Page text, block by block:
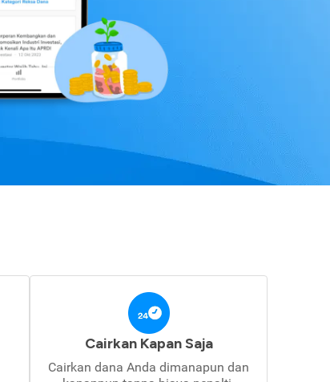
Cairkan Kapan Saja
Cairkan dana Anda dimanapun dan